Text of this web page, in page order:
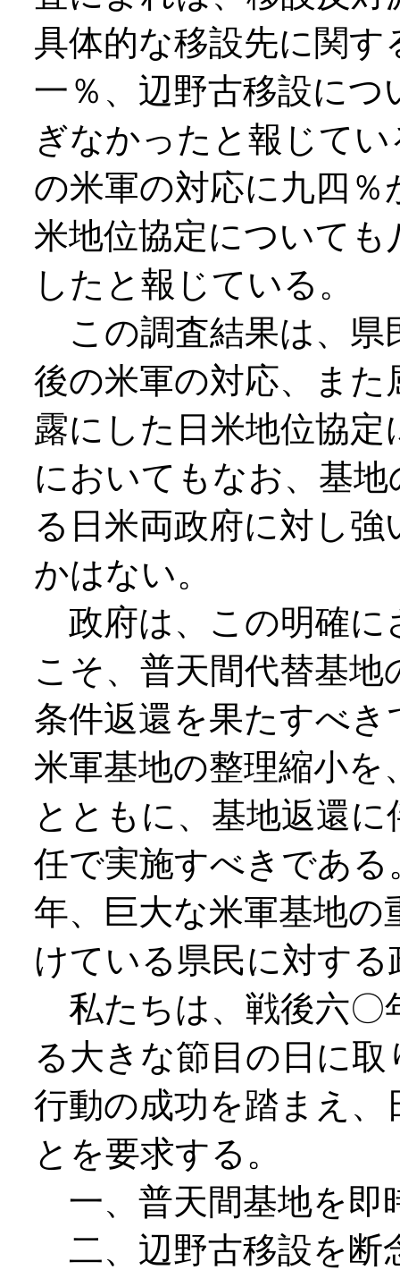
具体的な移設先に関
一％、辺野古移設に
ぎなかったと報じて
の米軍の対応に九四
米地位協定について
したと報じている。
この調査結果は、県
後の米軍の対応、ま
露にした日米地位協
においてもなお、基
る日米両政府に対し
かはない。
政府は、この明確に
こそ、普天間代替基
条件返還を果たすべ
米軍基地の整理縮小
とともに、基地返還
任で実施すべきであ
年、巨大な米軍基地
けている県民に対す
私たちは、戦後六〇
る大きな節目の日に
行動の成功を踏まえ
とを要求する。
一、普天間基地を即
二、辺野古移設を断